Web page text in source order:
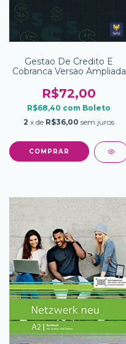
Gestao De Credito E
Cobranca Versao Ampliada
R$72,00
R$68,40 com Boleto
2 x de R$36,00 sem juros